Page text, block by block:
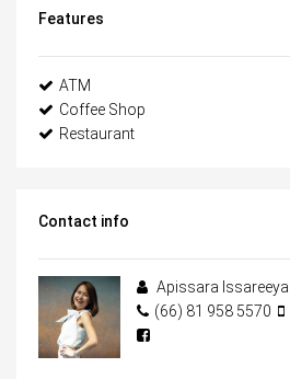
Features
ATM
Coffee Shop
Restaurant
Contact info
Apissara Issareeya
(66) 81 958 5570